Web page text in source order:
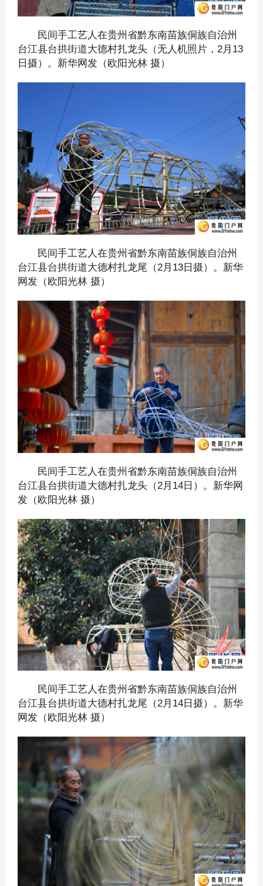
民间手工艺人在贵州省黔东南苗族侗族自治州
台江县台拱街道大德村扎龙头（无人机照片，2月13
日摄）。新华网发（欧阳光林 摄）
民间手工艺人在贵州省黔东南苗族侗族自治州
台江县台拱街道大德村扎龙尾（2月13日摄）。新华
网发（欧阳光林 摄）
民间手工艺人在贵州省黔东南苗族侗族自治州
台江县台拱街道大德村扎龙头（2月14日）。新华网
发（欧阳光林 摄）
民间手工艺人在贵州省黔东南苗族侗族自治州
台江县台拱街道大德村扎龙尾（2月14日摄）。新华
网发（欧阳光林 摄）